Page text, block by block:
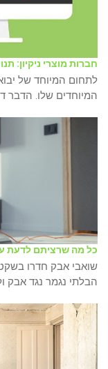
חברות מוצרי ניקיון:
לתחום המיוחד של
המיוחדים שלו.
כל מה שרציתם לדעת
שואבי אבק חדרו
הבלתי נגמר נגד אבק